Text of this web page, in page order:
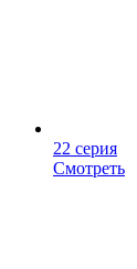
22 серия
Смотреть